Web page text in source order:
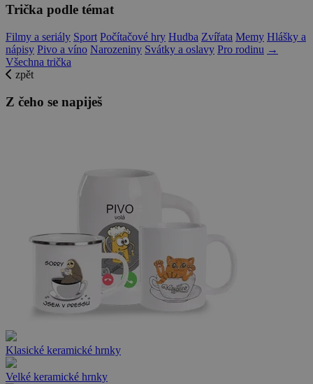
Trička podle témat
Filmy a seriály Sport Počítačové hry Hudba Zvířata Memy Hlášky a
nápisy Pivo a víno Narozeniny Svátky a oslavy Pro rodinu →
Všechna trička
zpět
Z čeho se napiješ
Klasické keramické hrnky
Velké keramické hrnky